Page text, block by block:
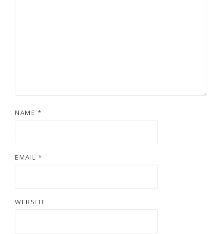
NAME *
EMAIL *
WEBSITE